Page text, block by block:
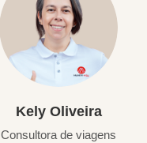
Kely Oliveira
Consultora de viagens